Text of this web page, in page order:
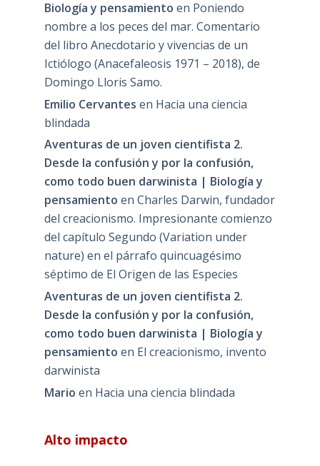
Biología y pensamiento en Poniendo
nombre a los peces del mar. Comentario
del libro Anecdotario y vivencias de un
Ictiólogo (Anacefaleosis 1971 – 2018), de
Domingo Lloris Samo.
Emilio Cervantes en Hacia una ciencia
blindada
Aventuras de un joven cientifista 2.
Desde la confusión y por la confusión,
como todo buen darwinista | Biología y
pensamiento en Charles Darwin, fundador
del creacionismo. Impresionante comienzo
del capítulo Segundo (Variation under
nature) en el párrafo quincuagésimo
séptimo de El Origen de las Especies
Aventuras de un joven cientifista 2.
Desde la confusión y por la confusión,
como todo buen darwinista | Biología y
pensamiento en El creacionismo, invento
darwinista
Mario en Hacia una ciencia blindada
Alto impacto